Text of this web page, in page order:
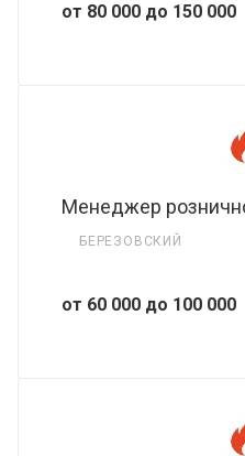
от 80 000 до 150 000
Менеджер
БЕРЕЗОВСКИЙ
от 60 000 до 100 000